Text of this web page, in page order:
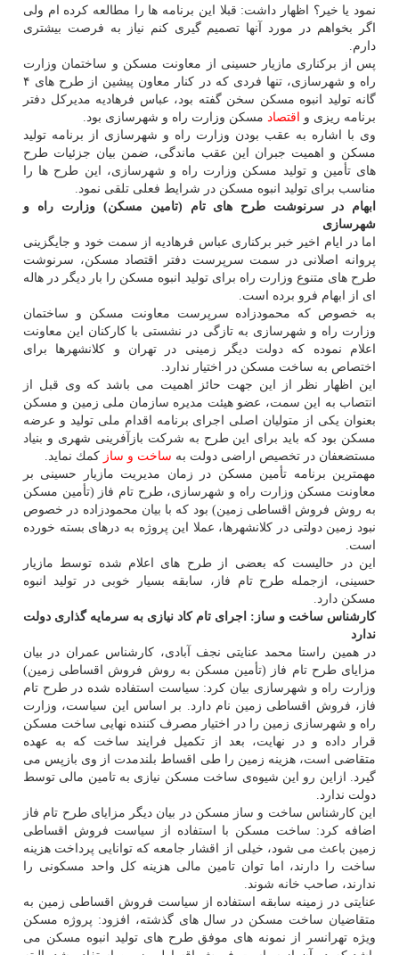
نمود یا خیر؟ اظهار داشت: قبلا این برنامه ها را مطالعه كرده ام ولی
اگر بخواهم در مورد آنها تصمیم گیری كنم نیاز به فرصت بیشتری
دارم.
پس از بركناری مازیار حسینی از معاونت مسكن و ساختمان وزارت
راه و شهرسازی، تنها فردی كه در كنار معاون پیشین از طرح های ۴
گانه تولید انبوه مسكن سخن گفته بود، عباس فرهادیه مدیركل دفتر
برنامه ریزی و
اقتصاد مسكن وزارت راه و شهرسازی بود.
وی با اشاره به عقب بودن وزارت راه و شهرسازی از برنامه تولید
مسكن و اهمیت جبران این عقب ماندگی، ضمن بیان جزئیات طرح
های تأمین و تولید مسكن وزارت راه و شهرسازی، این طرح ها را
مناسب برای تولید انبوه مسكن در شرایط فعلی تلقی نمود.
ابهام در سرنوشت طرح های تام (تامین مسكن) وزارت راه و
شهرسازی
اما در ایام اخیر خبر بركناری عباس فرهادیه از سمت خود و جایگزینی
پروانه اصلانی در سمت سرپرست دفتر اقتصاد مسكن، سرنوشت
طرح های متنوع وزارت راه برای تولید انبوه مسكن را بار دیگر در هاله
ای از ابهام فرو برده است.
به خصوص كه محمودزاده سرپرست معاونت مسكن و ساختمان
وزارت راه و شهرسازی به تازگی در نشستی با كاركنان این معاونت
اعلام نموده كه دولت دیگر زمینی در تهران و كلانشهرها برای
اختصاص به ساخت مسكن در اختیار ندارد.
این اظهار نظر از این جهت حائز اهمیت می باشد كه وی قبل از
انتصاب به این سمت، عضو هیئت مدیره سازمان ملی زمین و مسكن
بعنوان یكی از متولیان اصلی اجرای برنامه اقدام ملی تولید و عرضه
مسكن بود كه باید برای این طرح به شركت بازآفرینی شهری و بنیاد
مستضعفان در تخصیص اراضی دولت به ساخت و ساز كمك نماید.
مهمترین برنامه تأمین مسكن در زمان مدیریت مازیار حسینی بر
معاونت مسكن وزارت راه و شهرسازی، طرح تام فاز (تأمین مسكن
به روش فروش اقساطی زمین) بود كه با بیان محمودزاده در خصوص
نبود زمین دولتی در كلانشهرها، عملا این پروژه به درهای بسته خورده
است.
این در حالیست كه بعضی از طرح های اعلام شده توسط مازیار
حسینی، ازجمله طرح تام فاز، سابقه بسیار خوبی در تولید انبوه
مسكن دارد.
كارشناس ساخت و ساز: اجرای تام كاد نیازی به سرمایه گذاری دولت
ندارد
در همین راستا محمد عنایتی نجف آبادی، كارشناس عمران در بیان
مزایای طرح تام فاز (تأمین مسكن به روش فروش اقساطی زمین)
وزارت راه و شهرسازی بیان كرد: سیاست استفاده شده در طرح تام
فاز، فروش اقساطی زمین نام دارد. بر اساس این سیاست، وزارت
راه و شهرسازی زمین را در اختیار مصرف كننده نهایی ساخت مسكن
قرار داده و در نهایت، بعد از تكمیل فرایند ساخت كه به عهده
متقاضی است، هزینه زمین را طی اقساط بلندمدت از وی بازپس می
گیرد. ازاین رو این شیوه‌ی ساخت مسكن نیازی به تامین مالی توسط
دولت ندارد.
این كارشناس ساخت و ساز مسكن در بیان دیگر مزایای طرح تام فاز
اضافه كرد: ساخت مسكن با استفاده از سیاست فروش اقساطی
زمین باعث می شود، خیلی از اقشار جامعه كه توانایی پرداخت هزینه
ساخت را دارند، اما توان تامین مالی هزینه كل واحد مسكونی را
ندارند، صاحب خانه شوند.
عنایتی در زمینه سابقه استفاده از سیاست فروش اقساطی زمین به
متقاضیان ساخت مسكن در سال های گذشته، افزود: پروژه مسكن
ویژه تهرانسر از نمونه های موفق طرح های تولید انبوه مسكن می